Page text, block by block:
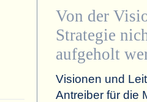
Von der
Strategie
aufgeholt
Visionen und
Antreiber für die